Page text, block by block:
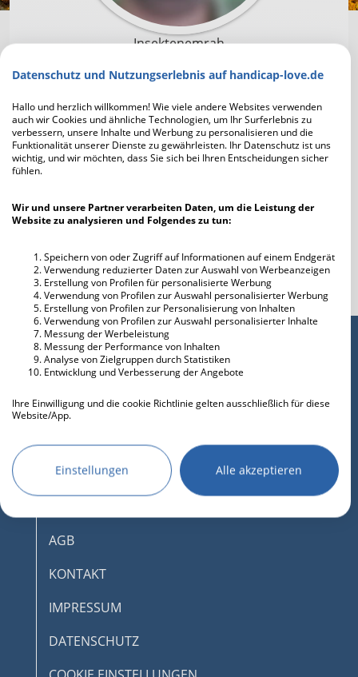
Datenschutz und Nutzungserlebnis auf handicap-love.de
Hallo und herzlich willkommen! Wie viele andere Websites verwenden
auch wir Cookies und ähnliche Technologien, um Ihr Surferlebnis zu
verbessern, unsere Inhalte und Werbung zu personalisieren und die
Funktionalität unserer Dienste zu gewährleisten. Ihr Datenschutz ist uns
wichtig, und wir möchten, dass Sie sich bei Ihren Entscheidungen sicher
fühlen.
Wir und unsere Partner verarbeiten Daten, um die Leistung der
Website zu analysieren und Folgendes zu tun:
Speichern von oder Zugriff auf Informationen auf einem Endgerät
Verwendung reduzierter Daten zur Auswahl von Werbeanzeigen
Erstellung von Profilen für personalisierte Werbung
Verwendung von Profilen zur Auswahl personalisierter Werbung
Erstellung von Profilen zur Personalisierung von Inhalten
Verwendung von Profilen zur Auswahl personalisierter Inhalte
Messung der Werbeleistung
Messung der Performance von Inhalten
Analyse von Zielgruppen durch Statistiken
Entwicklung und Verbesserung der Angebote
Ihre Einwilligung und die cookie Richtlinie gelten ausschließlich für diese
Website/App.
Wir nutzen Ihre Daten für folgende Zwecke:
IAB-Verarbeitungszwecke:
Speichern von oder Zugriff auf
Informationen auf einem Endgerät
Verwendung reduzierter Daten zur Auswahl
Werbung
Verwendung von Profilen zur Auswahl
Einstellungen Alle akzeptieren
Insektenemrah
Um mit Insektenemrah in Kontakt zu treten und
die Profilfotos scharf zu sehen, musst du dich
zuerst registrieren. Die Anmeldung geht schnell
und ist unverbindlich und kostenlos.
AGB
KONTAKT
IMPRESSUM
DATENSCHUTZ